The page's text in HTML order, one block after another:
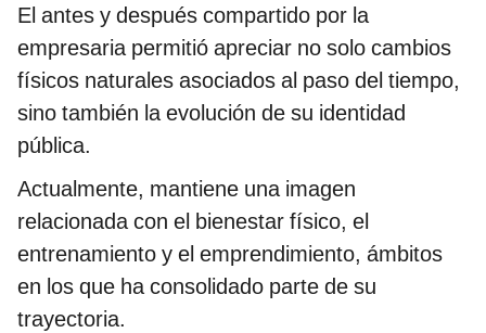
El antes y después compartido por la
empresaria permitió apreciar no solo cambios
físicos naturales asociados al paso del tiempo,
sino también la evolución de su identidad
pública.
Actualmente, mantiene una imagen
relacionada con el bienestar físico, el
entrenamiento y el emprendimiento, ámbitos
en los que ha consolidado parte de su
trayectoria.